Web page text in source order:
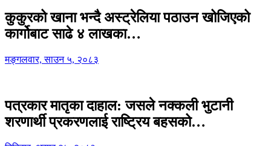
कुकुरको खाना भन्दै अस्ट्रेलिया पठाउन खोजिएको
कार्गोबाट साढे ४ लाखका…
मङ्गलवार, साउन ५, २०८३
पत्रकार मातृका दाहाल: जसले नक्कली भुटानी
शरणार्थी प्रकरणलाई राष्ट्रिय बहसको…